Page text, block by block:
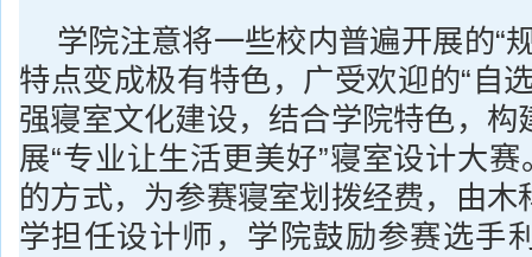
学院注意将一些校内普遍开展的“
特点变成极有特色，广受欢迎的“自
强寝室文化建设，结合学院特色，构
展“专业让生活更美好”寝室设计大赛
的方式，为参赛寝室划拨经费，由木
学担任设计师，学院鼓励参赛选手